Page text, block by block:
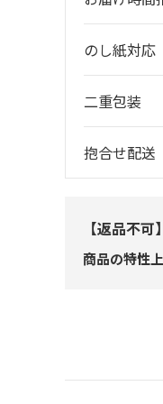
のし紙対応
二重包装
抱合せ配送
【返品不可】
商品の特性